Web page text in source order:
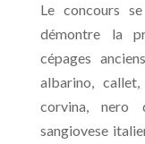
Le concours
démontre la
cépages
albarino,
corvina, nero
sangiovese